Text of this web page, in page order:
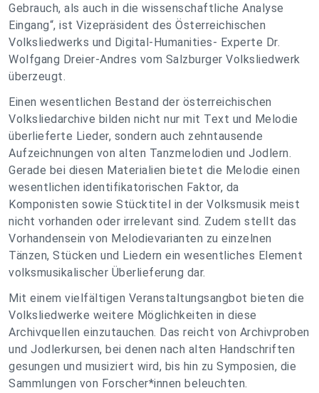
Gebrauch, als auch in die wissenschaftliche Analyse
Eingang“, ist Vizepräsident des Österreichischen
Volksliedwerks und Digital-Humanities- Experte Dr.
Wolfgang Dreier-Andres vom Salzburger Volksliedwerk
überzeugt.
Einen wesentlichen Bestand der österreichischen
Volksliedarchive bilden nicht nur mit Text und Melodie
überlieferte Lieder, sondern auch zehntausende
Aufzeichnungen von alten Tanzmelodien und Jodlern.
Gerade bei diesen Materialien bietet die Melodie einen
wesentlichen identifikatorischen Faktor, da
Komponisten sowie Stücktitel in der Volksmusik meist
nicht vorhanden oder irrelevant sind. Zudem stellt das
Vorhandensein von Melodievarianten zu einzelnen
Tänzen, Stücken und Liedern ein wesentliches Element
volksmusikalischer Überlieferung dar.
Mit einem vielfältigen Veranstaltungsangbot bieten die
Volksliedwerke weitere Möglichkeiten in diese
Archivquellen einzutauchen. Das reicht von Archivproben
und Jodlerkursen, bei denen nach alten Handschriften
gesungen und musiziert wird, bis hin zu Symposien, die
Sammlungen von Forscher*innen beleuchten.